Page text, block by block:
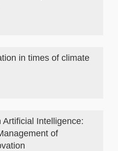
in times of climate
Intelligence:
of